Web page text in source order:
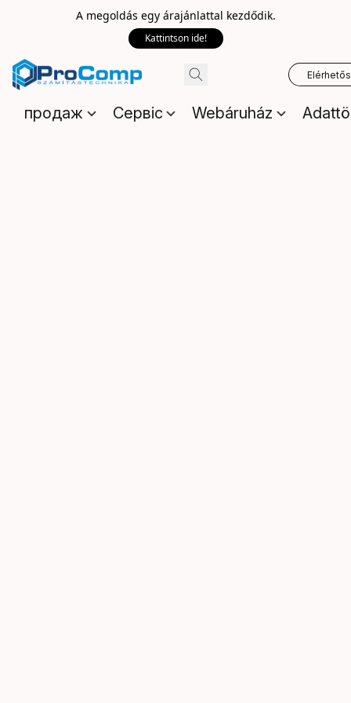
A megoldás egy árajánlattal kezdődik.
Kattintson ide!
продаж Сервіс Webáruház